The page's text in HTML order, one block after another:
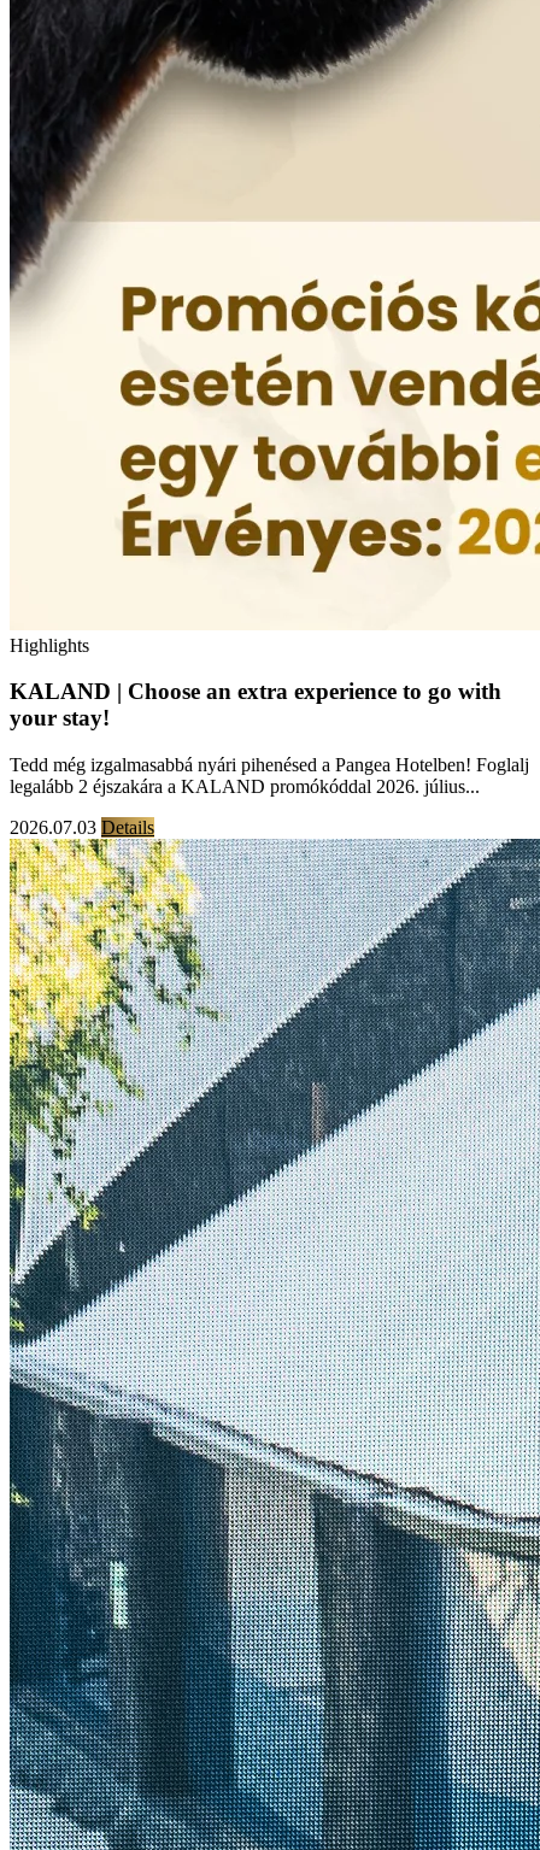
Highlights
KALAND | Choose an extra experience to go with
your stay!
Tedd még izgalmasabbá nyári pihenésed a Pangea Hotelben! Foglalj
legalább 2 éjszakára a KALAND promókóddal 2026. július...
2026.07.03 Details